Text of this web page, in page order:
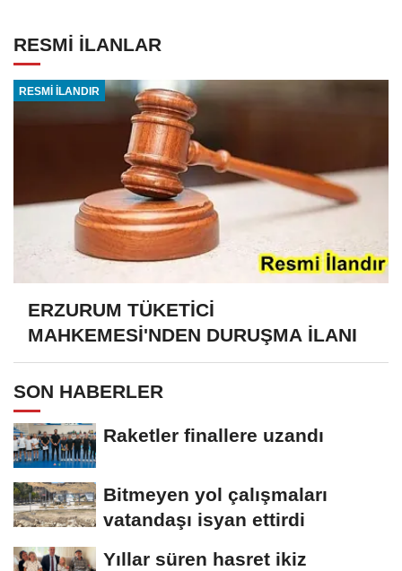
RESMİ İLANLAR
RESMİ İLANDIR
ERZURUM TÜKETİCİ
MAHKEMESİ'NDEN DURUŞMA İLANI
SON HABERLER
Raketler finallere uzandı
Bitmeyen yol çalışmaları
vatandaşı isyan ettirdi
Yıllar süren hasret ikiz